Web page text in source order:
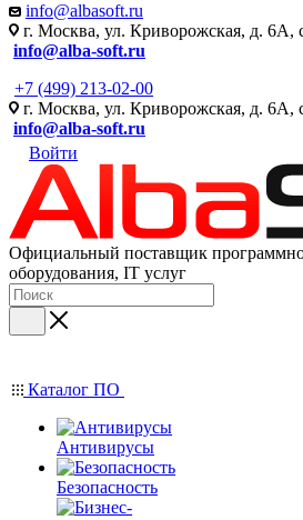
info@albasoft.ru
г. Москва, ул. Криворожская, д.
info@alba-soft.ru
+7 (499) 213-02-00
г. Москва, ул. Криворожская, д.
info@alba-soft.ru
Войти
Официальный поставщик
оборудования, IT услуг
Каталог ПО
Антивирусы
Безопасность